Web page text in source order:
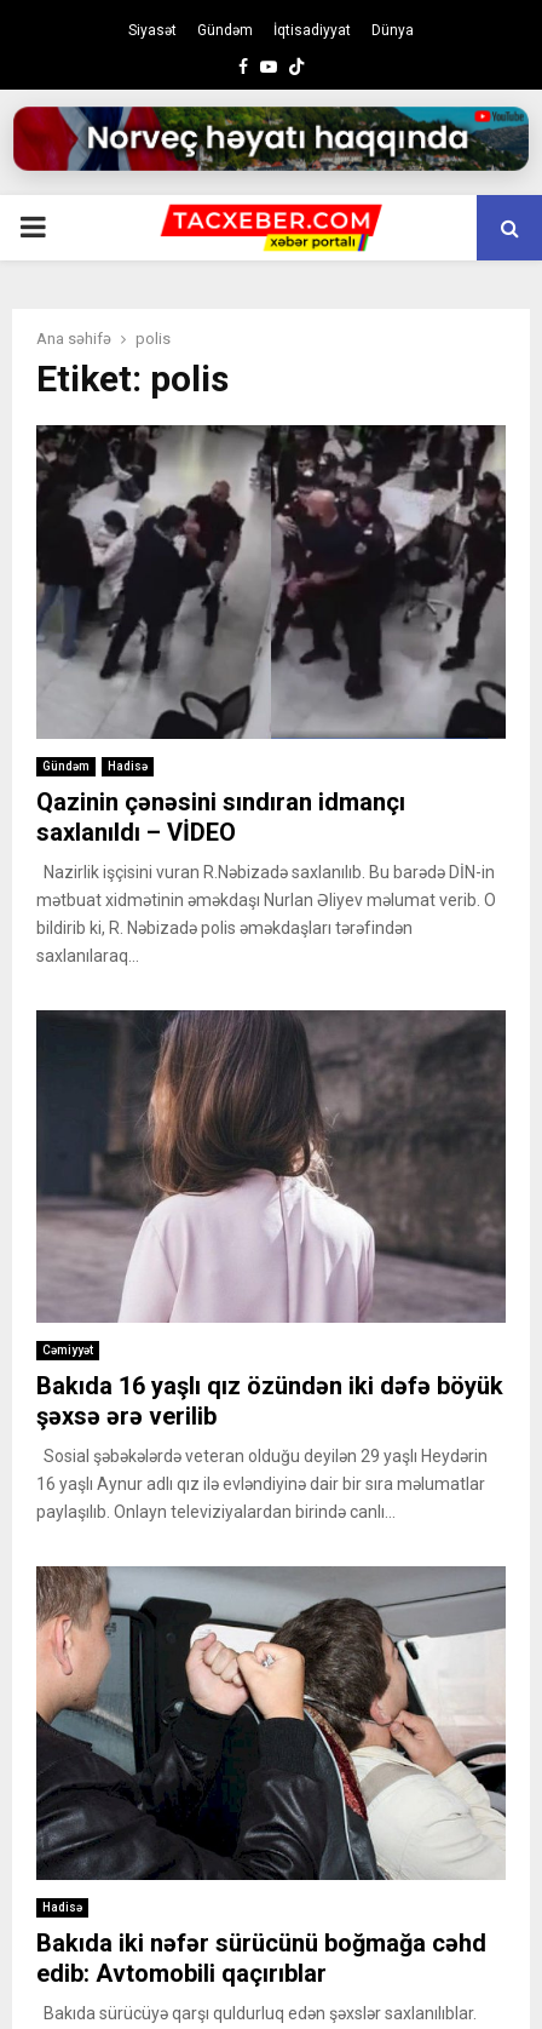
Siyasət Gündəm İqtisadiyyat Dünya
Facebook
Youtube
PRIMARY
Ana səhifə polis
Etiket: polis
Gündəm Hadisə
Qazinin çənəsini sındıran idmançı
saxlanıldı – VİDEO
Nazirlik işçisini vuran R.Nəbizadə saxlanılıb. Bu barədə DİN-in
mətbuat xidmətinin əməkdaşı Nurlan Əliyev məlumat verib. O
bildirib ki, R. Nəbizadə polis əməkdaşları tərəfindən
saxlanılaraq...
Cəmiyyət
Bakıda 16 yaşlı qız özündən iki dəfə böyük
şəxsə ərə verilib
Sosial şəbəkələrdə veteran olduğu deyilən 29 yaşlı Heydərin
16 yaşlı Aynur adlı qız ilə evləndiyinə dair bir sıra məlumatlar
paylaşılıb. Onlayn televiziyalardan birində canlı...
Hadisə
Bakıda iki nəfər sürücünü boğmağa cəhd
edib: Avtomobili qaçırıblar
Bakıda sürücüyə qarşı quldurluq edən şəxslər saxlanılıblar.